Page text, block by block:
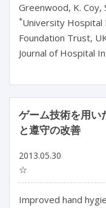
Greenwood, K. Coy,
*University Hospital
Foundation Trust,
Journal of Hospital
ゲーム技術を用い
と遵守の改善
2013.05.30
☆
Improved hand